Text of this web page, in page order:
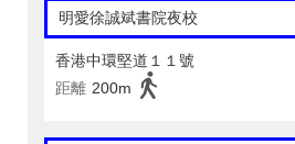
明愛徐誠斌書院夜校
香港中環堅道１１號
距離 200m